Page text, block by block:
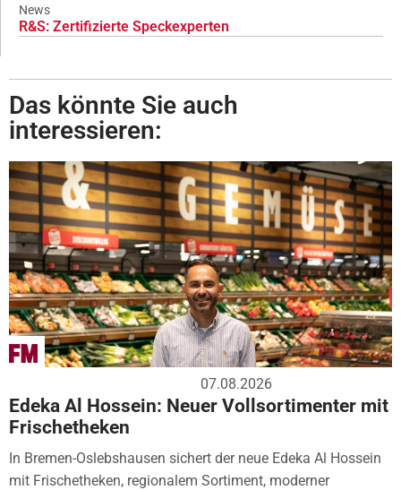
News
R&S: Zertifizierte Speckexperten
Das könnte Sie auch
interessieren:
07.08.2026
Edeka Al Hossein: Neuer Vollsortimenter mit
Frischetheken
In Bremen-Oslebshausen sichert der neue Edeka Al Hossein
mit Frischetheken, regionalem Sortiment, moderner